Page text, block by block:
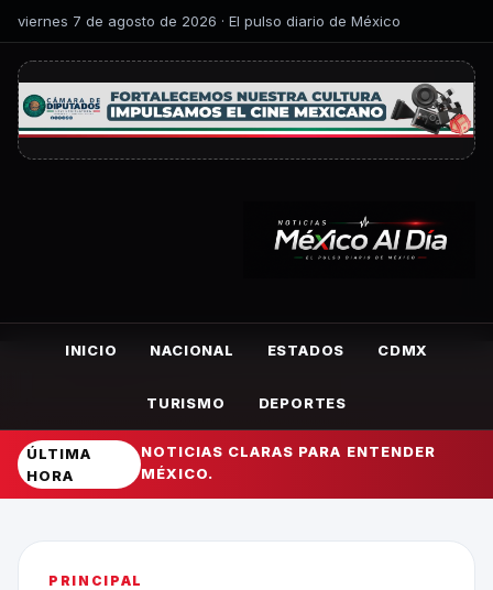
viernes 7 de agosto de 2026 · El pulso diario de México
INICIO NACIONAL ESTADOS CDMX
TURISMO DEPORTES
ÚLTIMA
HORA
NOTICIAS CLARAS PARA ENTENDER
MÉXICO.
PRINCIPAL